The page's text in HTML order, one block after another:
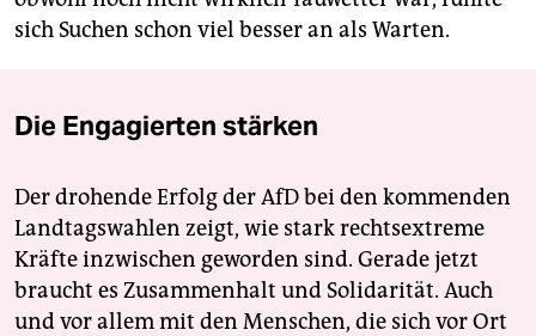
sich Suchen schon viel besser an als Warten.
Die Engagierten stärken
Der drohende Erfolg der AfD bei den kommenden
Landtagswahlen zeigt, wie stark rechtsextreme
Kräfte inzwischen geworden sind. Gerade jetzt
braucht es Zusammenhalt und Solidarität. Auch
und vor allem mit den Menschen, die sich vor Ort